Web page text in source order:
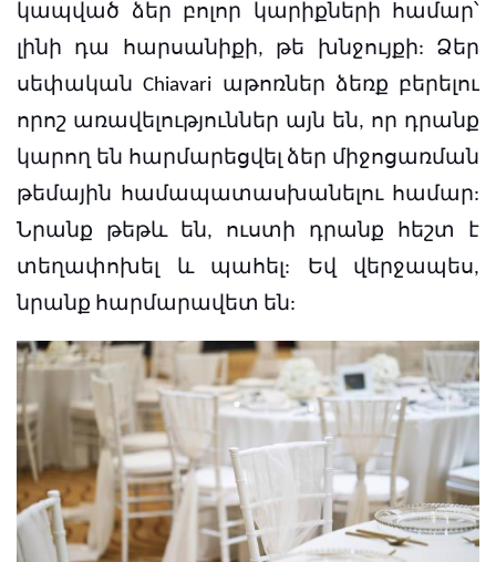
կապված ձեր բոլոր կարիքների համար՝
լինի դա հարսանիքի, թե խնջույքի: Ձեր
սեփական Chiavari աթոռներ ձեռք բերելու
որոշ առավելություններ այն են, որ դրանք
կարող են հարմարեցվել ձեր միջոցառման
թեմային համապատասխանելու համար:
Նրանք թեթև են, ուստի դրանք հեշտ է
տեղափոխել և պահել: Եվ վերջապես,
նրանք հարմարավետ են: